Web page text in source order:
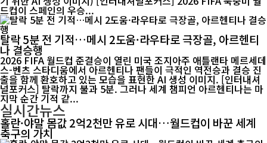
드컵이 스페인의 우승...
탈락 5분 전 기적…메시 2도움·라우타로 극장골, 아르헨티
나 결승행
2026 FIFA 월드컵 준결승이 열린 미국 조지아주 애틀랜타 메르세데
스-벤츠 스타디움에서 아르헨티나 팬들이 극적인 역전승과 결승 진
출을 함께 환호하고 있는 모습을 표현한 AI 생성 이미지. [인터내셔
널포커스] 탈락까지 불과 5분. 그러나 세계 챔피언 아르헨티나는 마
지막 순간 기적 같...
실시간뉴스
홀란·야말 몸값 2억2천만 유로 시대…월드컵이 바꾼 세계
축구의 가치